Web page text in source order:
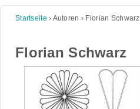
Startseite › Autoren › Florian Schwarz
Florian Schwarz